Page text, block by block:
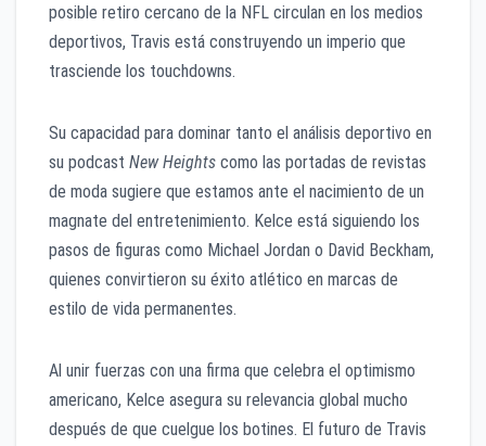
posible retiro cercano de la NFL circulan en los medios
deportivos, Travis está construyendo un imperio que
trasciende los touchdowns.
Su capacidad para dominar tanto el análisis deportivo en
su podcast New Heights como las portadas de revistas
de moda sugiere que estamos ante el nacimiento de un
magnate del entretenimiento. Kelce está siguiendo los
pasos de figuras como Michael Jordan o David Beckham,
quienes convirtieron su éxito atlético en marcas de
estilo de vida permanentes.
Al unir fuerzas con una firma que celebra el optimismo
americano, Kelce asegura su relevancia global mucho
después de que cuelgue los botines. El futuro de Travis